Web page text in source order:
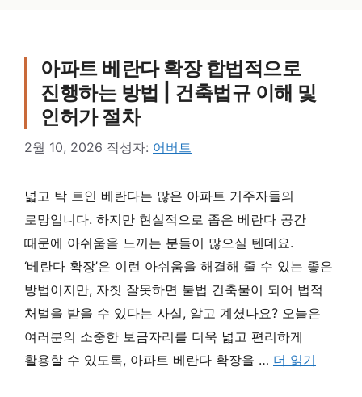
아파트 베란다 확장 합법적으로
진행하는 방법 | 건축법규 이해 및
인허가 절차
2월 10, 2026 작성자: 어버트
넓고 탁 트인 베란다는 많은 아파트 거주자들의
로망입니다. 하지만 현실적으로 좁은 베란다 공간
때문에 아쉬움을 느끼는 분들이 많으실 텐데요.
‘베란다 확장’은 이런 아쉬움을 해결해 줄 수 있는 좋은
방법이지만, 자칫 잘못하면 불법 건축물이 되어 법적
처벌을 받을 수 있다는 사실, 알고 계셨나요? 오늘은
여러분의 소중한 보금자리를 더욱 넓고 편리하게
활용할 수 있도록, 아파트 베란다 확장을 … 더 읽기